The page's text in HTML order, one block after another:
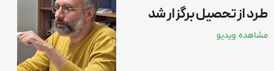
طرد از تحصیل برگزار شد
مشاهده ویدیو